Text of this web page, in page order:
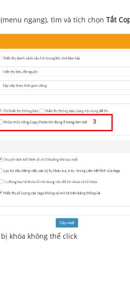
(menu ngang), tìm và tích chọn Tắt
khóa không thể click